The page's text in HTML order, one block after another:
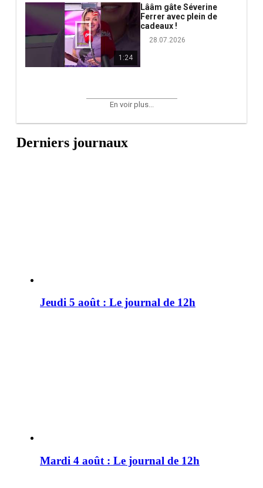
1:24
Lââm gâte Séverine
Ferrer avec plein de
cadeaux !
28.07.2026
En voir plus...
Derniers journaux
Jeudi 5 août : Le journal de 12h
Mardi 4 août : Le journal de 12h